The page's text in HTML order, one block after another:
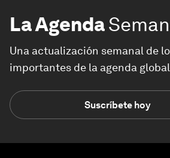
La Agenda
Una actualización semanal de
importantes de la agenda global
Suscríbete hoy